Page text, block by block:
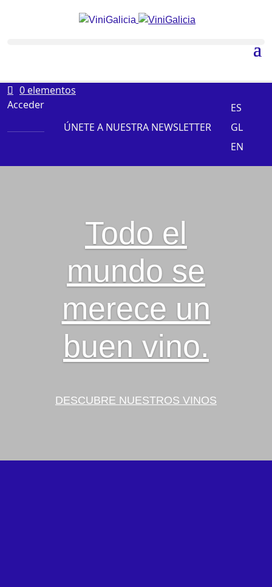
0 elementos
Acceder
ÚNETE A NUESTRA NEWSLETTER
ES
GL
EN
Todo el
mundo se
merece un
buen vino.
DESCUBRE NUESTROS VINOS